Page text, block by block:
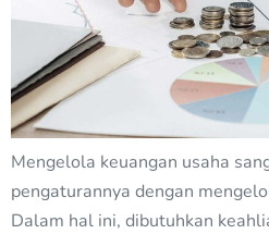
Mengelola keuangan usaha
pengaturannya dengan
Dalam hal ini, dibutuhkan